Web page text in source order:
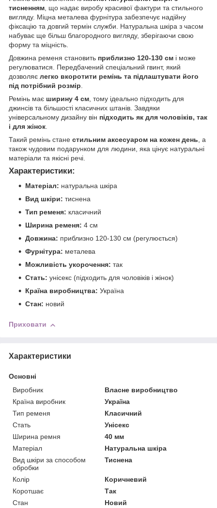
тисненням, що надає виробу красивої фактури та стильного
вигляду. Міцна металева фурнітура забезпечує надійну
фіксацію та довгий термін служби. Натуральна шкіра з часом
набуває ще більш благородного вигляду, зберігаючи свою
форму та міцність.
Довжина ременя становить приблизно 120-130 см і може
регулюватися. Передбачений спеціальний гвинт, який
дозволяє легко вкоротити ремінь та підлаштувати його
під потрібний розмір.
Ремінь має ширину 4 см, тому ідеально підходить для
джинсів та більшості класичних штанів. Завдяки
універсальному дизайну він підходить як для чоловіків, так
і для жінок.
Такий ремінь стане стильним аксесуаром на кожен день, а
також чудовим подарунком для людини, яка цінує натуральні
матеріали та якісні речі.
Характеристики:
Матеріал: натуральна шкіра
Вид шкіри: тиснена
Тип ременя: класичний
Ширина ременя: 4 см
Довжина: приблизно 120-130 см (регулюється)
Фурнітура: металева
Можливість укорочення: так
Стать: унісекс (підходить для чоловіків і жінок)
Країна виробництва: Україна
Стан: новий
Приховати
Характеристики
Основні
Виробник
Власне виробництво
Країна виробник
Україна
Тип ременя
Класичний
Стать
Унісекс
Ширина ремня
40 мм
Матеріал
Натуральна шкіра
Вид шкіри за способом
обробки
Тиснена
Колір
Коричневий
Коротшає
Так
Стан
Новий